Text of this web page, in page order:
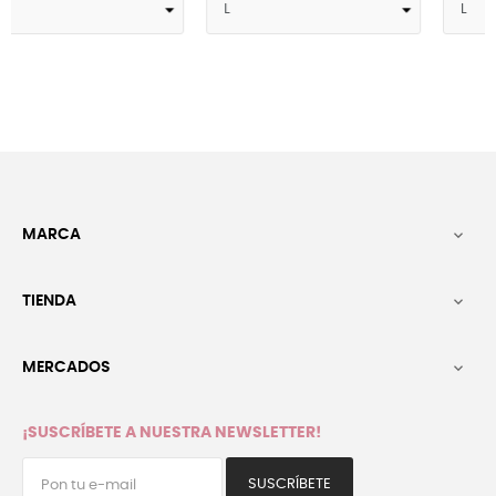
MARCA 
TIENDA 
MERCADOS 
¡SUSCRÍBETE A NUESTRA NEWSLETTER!
SUSCRÍBETE